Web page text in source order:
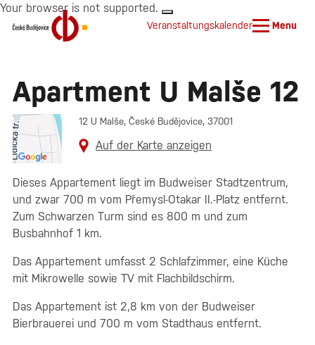
Your browser is not supported.
Veranstaltungskalender Menu
Apartment U Malše 12
12 U Malše, České Budějovice, 37001
Auf der Karte anzeigen
Dieses Appartement liegt im Budweiser Stadtzentrum,
und zwar 700 m vom Přemysl-Otakar II.-Platz entfernt.
Zum Schwarzen Turm sind es 800 m und zum
Busbahnhof 1 km.
Das Appartement umfasst 2 Schlafzimmer, eine Küche
mit Mikrowelle sowie TV mit Flachbildschirm.
Das Appartement ist 2,8 km von der Budweiser
Bierbrauerei und 700 m vom Stadthaus entfernt.